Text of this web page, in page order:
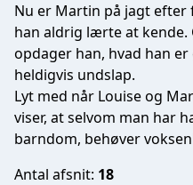
Nu er Martin på jagt
han aldrig lærte at kende.
opdager han, hvad han
heldigvis undslap.
Lyt med når Louise og
viser, at selvom man har
barndom, behøver
Antal afsnit: 18